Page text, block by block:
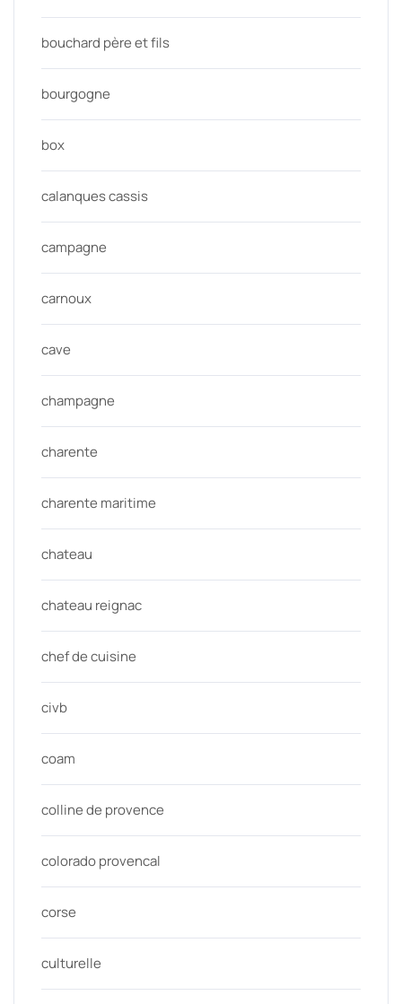
bouchard père et fils
bourgogne
box
calanques cassis
campagne
carnoux
cave
champagne
charente
charente maritime
chateau
chateau reignac
chef de cuisine
civb
coam
colline de provence
colorado provencal
corse
culturelle